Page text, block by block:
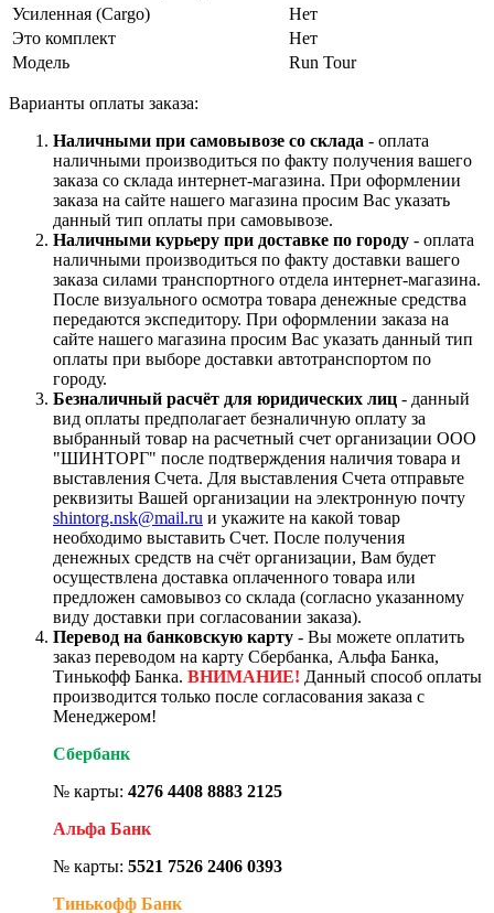
Усиленная (Cargo)
Нет
Это комплект
Нет
Модель
Run Tour
Варианты оплаты заказа:
Наличными при самовывозе со склада - оплата
наличными производиться по факту получения вашего
заказа со склада интернет-магазина. При оформлении
заказа на сайте нашего магазина просим Вас указать
данный тип оплаты при самовывозе.
Наличными курьеру при доставке по городу - оплата
наличными производиться по факту доставки вашего
заказа силами транспортного отдела интернет-магазина.
После визуального осмотра товара денежные средства
передаются экспедитору. При оформлении заказа на
сайте нашего магазина просим Вас указать данный тип
оплаты при выборе доставки автотранспортом по
городу.
Безналичный расчёт для юридических лиц - данный
вид оплаты предполагает безналичную оплату за
выбранный товар на расчетный счет организации ООО
"ШИНТОРГ" после подтверждения наличия товара и
выставления Счета. Для выставления Счета отправьте
реквизиты Вашей организации на электронную почту
shintorg.nsk@mail.ru и укажите на какой товар
необходимо выставить Счет. После получения
денежных средств на счёт организации, Вам будет
осуществлена доставка оплаченного товара или
предложен самовывоз со склада (согласно указанному
виду доставки при согласовании заказа).
Перевод на банковскую карту - Вы можете оплатить
заказ переводом на карту Сбербанка, Альфа Банка,
Тинькофф Банка. ВНИМАНИЕ! Данный способ оплаты
производится только после согласования заказа с
Менеджером!
Сбербанк
№ карты: 4276 4408 8883 2125
Альфа Банк
№ карты: 5521 7526 2406 0393
Тинькофф Банк